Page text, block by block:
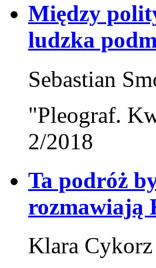
Między
ludzka
Sebastian
"Pleograf.
2/2018
Ta podróż
rozmawiają
Klara Cykorz